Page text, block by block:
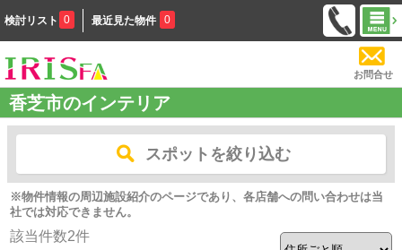
検討リスト 0 最近見た物件 0
お問合せ
香芝市のインテリア
スポットを絞り込む
※物件情報の周辺施設紹介のページであり、各店舗への問い合わせは当
社では対応できません。
該当件数2件